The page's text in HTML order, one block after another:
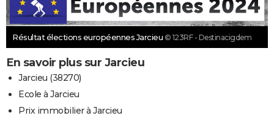
Résultat élections européennes Jarcieu © 123RF - Destinacigdem
En savoir plus sur Jarcieu
Jarcieu (38270)
Ecole à Jarcieu
Prix immobilier à Jarcieu